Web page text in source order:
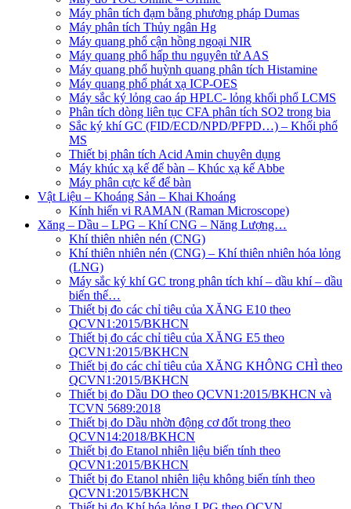
Máy phân tích đạm bằng phương pháp Dumas
Máy phân tích Thủy ngân Hg
Máy quang phổ cận hồng ngoại NIR
Máy quang phổ hấp thu nguyên tử AAS
Máy quang phổ huỳnh quang phân tích Histamine
Máy quang phổ phát xạ ICP-OES
Máy sắc ký lỏng cao áp HPLC- lỏng khối phổ LCMS
Phân tích dòng liên tục CFA phân tích SO2 trong bia
Sắc ký khí GC (FID/ECD/NPD/PFPD…) – Khối phổ
MS
Thiết bị phân tích Acid Amin chuyên dụng
Máy khúc xạ kế để bàn – Khúc xạ kế Abbe
Máy phân cực kế để bàn
Vật Liệu – Khoáng Sản – Khai Khoáng
Kính hiển vi RAMAN (Raman Microscope)
Xăng – Dầu – LPG – Khí CNG – Năng Lượng…
Khí thiên nhiên nén (CNG)
Khí thiên nhiên nén (CNG) – Khí thiên nhiên hóa lỏng
(LNG)
Máy sắc ký khí GC trong phân tích khí – dầu khí – dầu
biến thế…
Thiết bị đo các chỉ tiêu của XĂNG E10 theo
QCVN1:2015/BKHCN
Thiết bị đo các chỉ tiêu của XĂNG E5 theo
QCVN1:2015/BKHCN
Thiết bị đo các chỉ tiêu của XĂNG KHÔNG CHÌ theo
QCVN1:2015/BKHCN
Thiết bị đo Dầu DO theo QCVN1:2015/BKHCN và
TCVN 5689:2018
Thiết bị đo Dầu nhờn động cơ đốt trong theo
QCVN14:2018/BKHCN
Thiết bị đo Etanol nhiên liệu biến tính theo
QCVN1:2015/BKHCN
Thiết bị đo Etanol nhiên liệu không biến tính theo
QCVN1:2015/BKHCN